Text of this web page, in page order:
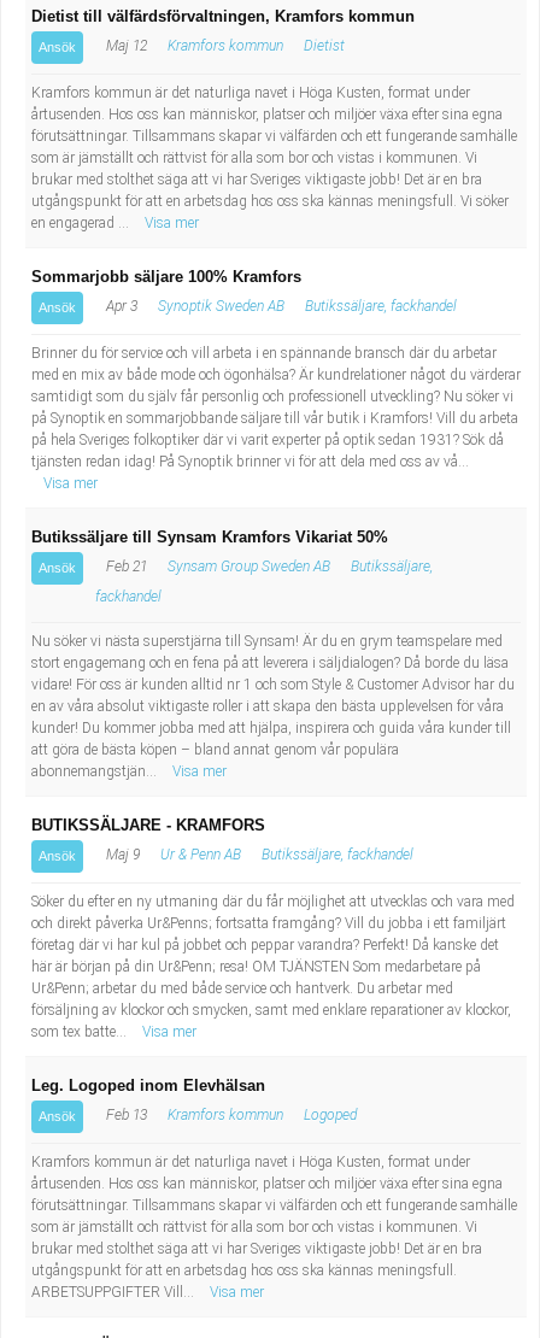
Dietist till välfärdsförvaltningen, Kramfors kommun
Ansök Maj 12 Kramfors kommun Dietist
Kramfors kommun är det naturliga navet i Höga Kusten, format under
årtusenden. Hos oss kan människor, platser och miljöer växa efter sina egna
förutsättningar. Tillsammans skapar vi välfärden och ett fungerande samhälle
som är jämställt och rättvist för alla som bor och vistas i kommunen. Vi
brukar med stolthet säga att vi har Sveriges viktigaste jobb! Det är en bra
utgångspunkt för att en arbetsdag hos oss ska kännas meningsfull. Vi söker
en engagerad ...
Visa mer
Sommarjobb säljare 100% Kramfors
Ansök Apr 3 Synoptik Sweden AB Butikssäljare, fackhandel
Brinner du för service och vill arbeta i en spännande bransch där du arbetar
med en mix av både mode och ögonhälsa? Är kundrelationer något du värderar
samtidigt som du själv får personlig och professionell utveckling? Nu söker vi
på Synoptik en sommarjobbande säljare till vår butik i Kramfors! Vill du arbeta
på hela Sveriges folkoptiker där vi varit experter på optik sedan 1931? Sök då
tjänsten redan idag! På Synoptik brinner vi för att dela med oss av vå...
Visa mer
Butikssäljare till Synsam Kramfors Vikariat 50%
Ansök Feb 21 Synsam Group Sweden AB
Butikssäljare,
fackhandel
Nu söker vi nästa superstjärna till Synsam! Är du en grym teamspelare med
stort engagemang och en fena på att leverera i säljdialogen? Då borde du läsa
vidare! För oss är kunden alltid nr 1 och som Style & Customer Advisor har du
en av våra absolut viktigaste roller i att skapa den bästa upplevelsen för våra
kunder! Du kommer jobba med att hjälpa, inspirera och guida våra kunder till
att göra de bästa köpen – bland annat genom vår populära
abonnemangstjän...
Visa mer
BUTIKSSÄLJARE - KRAMFORS
Ansök Maj 9 Ur & Penn AB Butikssäljare, fackhandel
Söker du efter en ny utmaning där du får möjlighet att utvecklas och vara med
och direkt påverka Ur&Penns; fortsatta framgång? Vill du jobba i ett familjärt
företag där vi har kul på jobbet och peppar varandra? Perfekt! Då kanske det
här är början på din Ur&Penn; resa! OM TJÄNSTEN Som medarbetare på
Ur&Penn; arbetar du med både service och hantverk. Du arbetar med
försäljning av klockor och smycken, samt med enklare reparationer av klockor,
som tex batte...
Visa mer
Leg. Logoped inom Elevhälsan
Ansök Feb 13 Kramfors kommun Logoped
Kramfors kommun är det naturliga navet i Höga Kusten, format under
årtusenden. Hos oss kan människor, platser och miljöer växa efter sina egna
förutsättningar. Tillsammans skapar vi välfärden och ett fungerande samhälle
som är jämställt och rättvist för alla som bor och vistas i kommunen. Vi
brukar med stolthet säga att vi har Sveriges viktigaste jobb! Det är en bra
utgångspunkt för att en arbetsdag hos oss ska kännas meningsfull.
ARBETSUPPGIFTER Vill...
Visa mer